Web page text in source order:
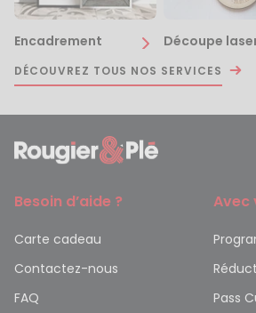
Encadrement Découpe
DÉCOUVREZ TOUS NOS SERVICES
Besoin d’aide ?
Carte cadeau
Contactez-nous
FAQ
Avec
Pass